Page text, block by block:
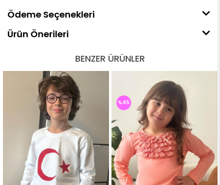
Ödeme Seçenekleri
Ürün Önerileri
BENZER ÜRÜNLER
%45